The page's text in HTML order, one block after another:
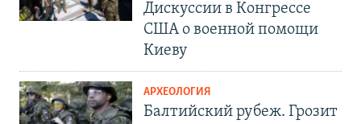
Дискуссии в Конгрессе
США о военной помощи
Киеву
АРХЕОЛОГИЯ
Балтийский рубеж. Грозит